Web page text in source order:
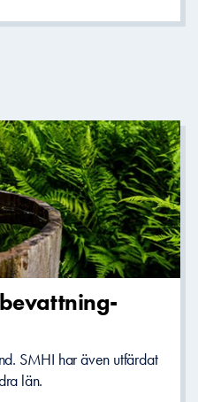
SMHI har även utfärdat
län.